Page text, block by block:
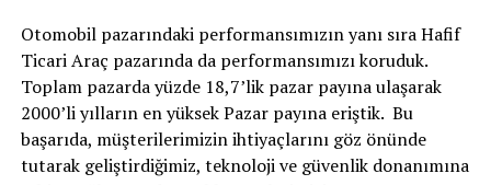
Otomobil pazarındaki performansımızın yanı sıra Hafif
Ticari Araç pazarında da performansımızı koruduk.
Toplam pazarda yüzde 18,7’lik pazar payına ulaşarak
2000’li yılların en yüksek Pazar payına eriştik. Bu
başarıda, müşterilerimizin ihtiyaçlarını göz önünde
tutarak geliştirdiğimiz, teknoloji ve güvenlik donanımına